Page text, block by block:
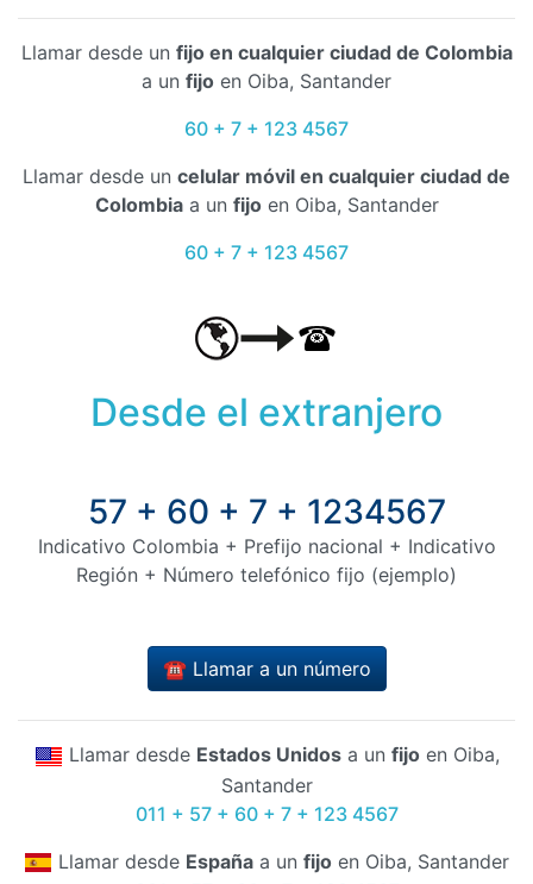
Llamar desde un fijo en cualquier ciudad de Colombia
a un fijo en Oiba, Santander
60 + 7 + 123 4567
Llamar desde un celular móvil en cualquier ciudad de
Colombiaa un fijoen Oiba, Santander
60 + 7 + 123 4567
Desde el extranjero
57 + 60 + 7 + 1234567
Indicativo Colombia + Prefijo nacional + Indicativo
Región + Número telefónico fijo (ejemplo)
☎️ Llamar a un número
Llamar desde Estados Unidosa un fijoen Oiba,
Santander
011 + 57 + 60 + 7 + 123 4567
Llamar desde España a un fijo en Oiba, Santander